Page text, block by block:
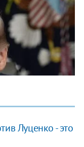
Луценко - это